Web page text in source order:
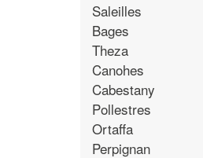
Saleilles
Bages
Theza
Canohes
Cabestany
Pollestres
Ortaffa
Perpignan